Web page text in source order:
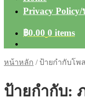
Privacy
฿0.00 0 items
หน้าหลัก / ป้ายกำกับโพ
ป้ายกำกับ: